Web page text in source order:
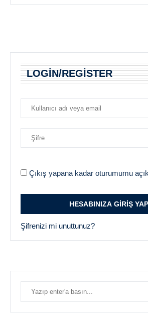
LOGIN/REGISTER
Çıkış yapana kadar oturumumu
Şifrenizi mi unuttunuz?